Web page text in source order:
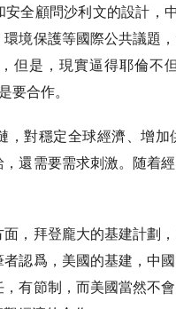
全顧問沙利文的設計，
境保護等國際公共議題
但是，現實逼得耶倫不
要合作。
，對穩定全球經濟、增
還需要需求刺激。随着
，拜登龐大的基建計劃
認爲，美國的基建，中
有節制，而美國當然不